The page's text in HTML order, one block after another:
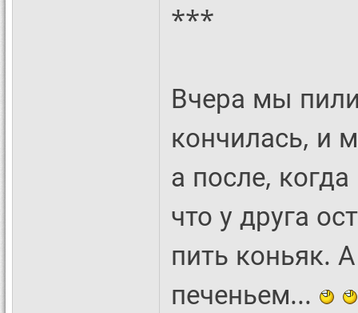
***
Вчера мы
кончилась, и
а после,
что у друга
пить коньяк.
печеньем...